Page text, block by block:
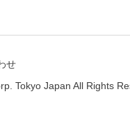
せ
Tokyo Japan All Rights